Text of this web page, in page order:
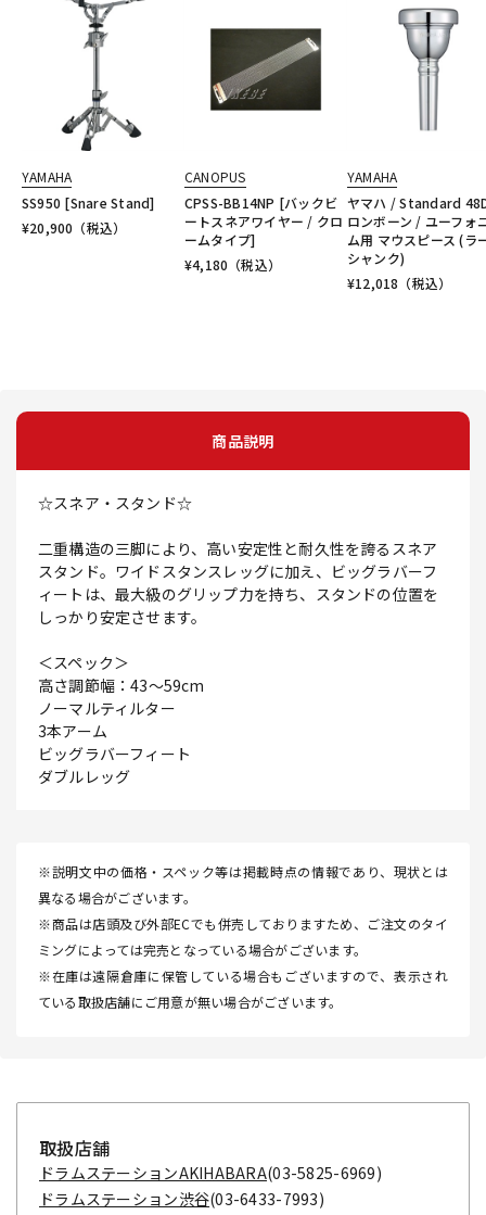
YAMAHA
SS950 [Snare Stand]
¥20,900 （税込）
CANOPUS
CPSS-BB14NP [バックビ
ートスネアワイヤー / クロ
ームタイプ]
¥4,180 （税込）
YAMAHA
ヤマハ / Standard
ロンボーン / ユーフォ
ム用 マウスピース (ラ
シャンク)
¥12,018 （税込）
商品説明
☆スネア・スタンド☆
二重構造の三脚により、高い安定性と耐久性を誇るスネア
スタンド。ワイドスタンスレッグに加え、ビッグラバーフ
ィートは、最大級のグリップ力を持ち、スタンドの位置を
しっかり安定させます。
＜スペック＞
高さ調節幅：43～59cm
ノーマルティルター
3本アーム
ビッグラバーフィート
ダブルレッグ
※説明文中の価格・スペック等は掲載時点の情報であり、現状とは
異なる場合がございます。
※商品は店頭及び外部ECでも併売しておりますため、ご注文のタイ
ミングによっては完売となっている場合がございます。
※在庫は遠隔倉庫に保管している場合もございますので、表示され
ている取扱店舗にご用意が無い場合がございます。
取扱店舗
ドラムステーションAKIHABARA(03-5825-6969)
ドラムステーション渋谷(03-6433-7993)